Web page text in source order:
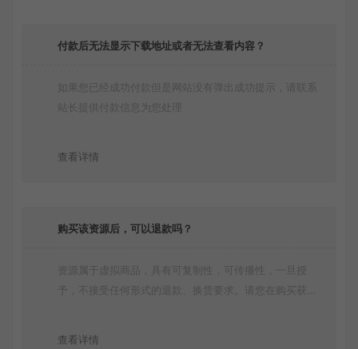
付款后无法显示下载地址或者无法查看内容？
如果您已经成功付款但是网站没有弹出成功提示，请联系
站长提供付款信息为您处理
查看详情
购买该资源后，可以退款吗？
资源属于虚拟商品，具有可复制性，可传播性，一旦授
予，不接受任何形式的退款、换货要求。请您在购买获取
查看详情